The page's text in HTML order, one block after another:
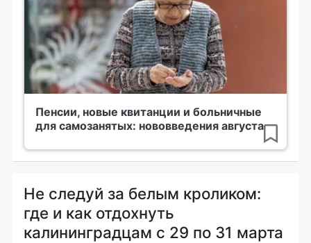
Пенсии, новые квитанции и больничные
для самозанятых: нововведения августа
Не следуй за белым кроликом:
где и как отдохнуть
калининградцам с 29 по 31 марта